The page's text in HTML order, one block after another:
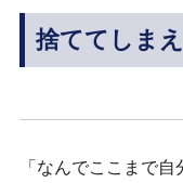
捨ててしまえ
「なんでここまで